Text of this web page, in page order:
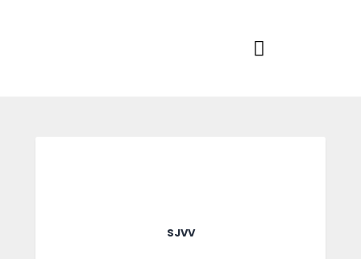
SJVV